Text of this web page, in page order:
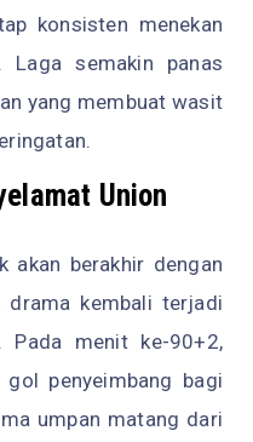
konsisten menekan
Laga semakin panas
yang membuat wasit
Union
akan berakhir dengan
drama kembali terjadi
Pada menit ke-90+2,
penyeimbang bagi
umpan matang dari